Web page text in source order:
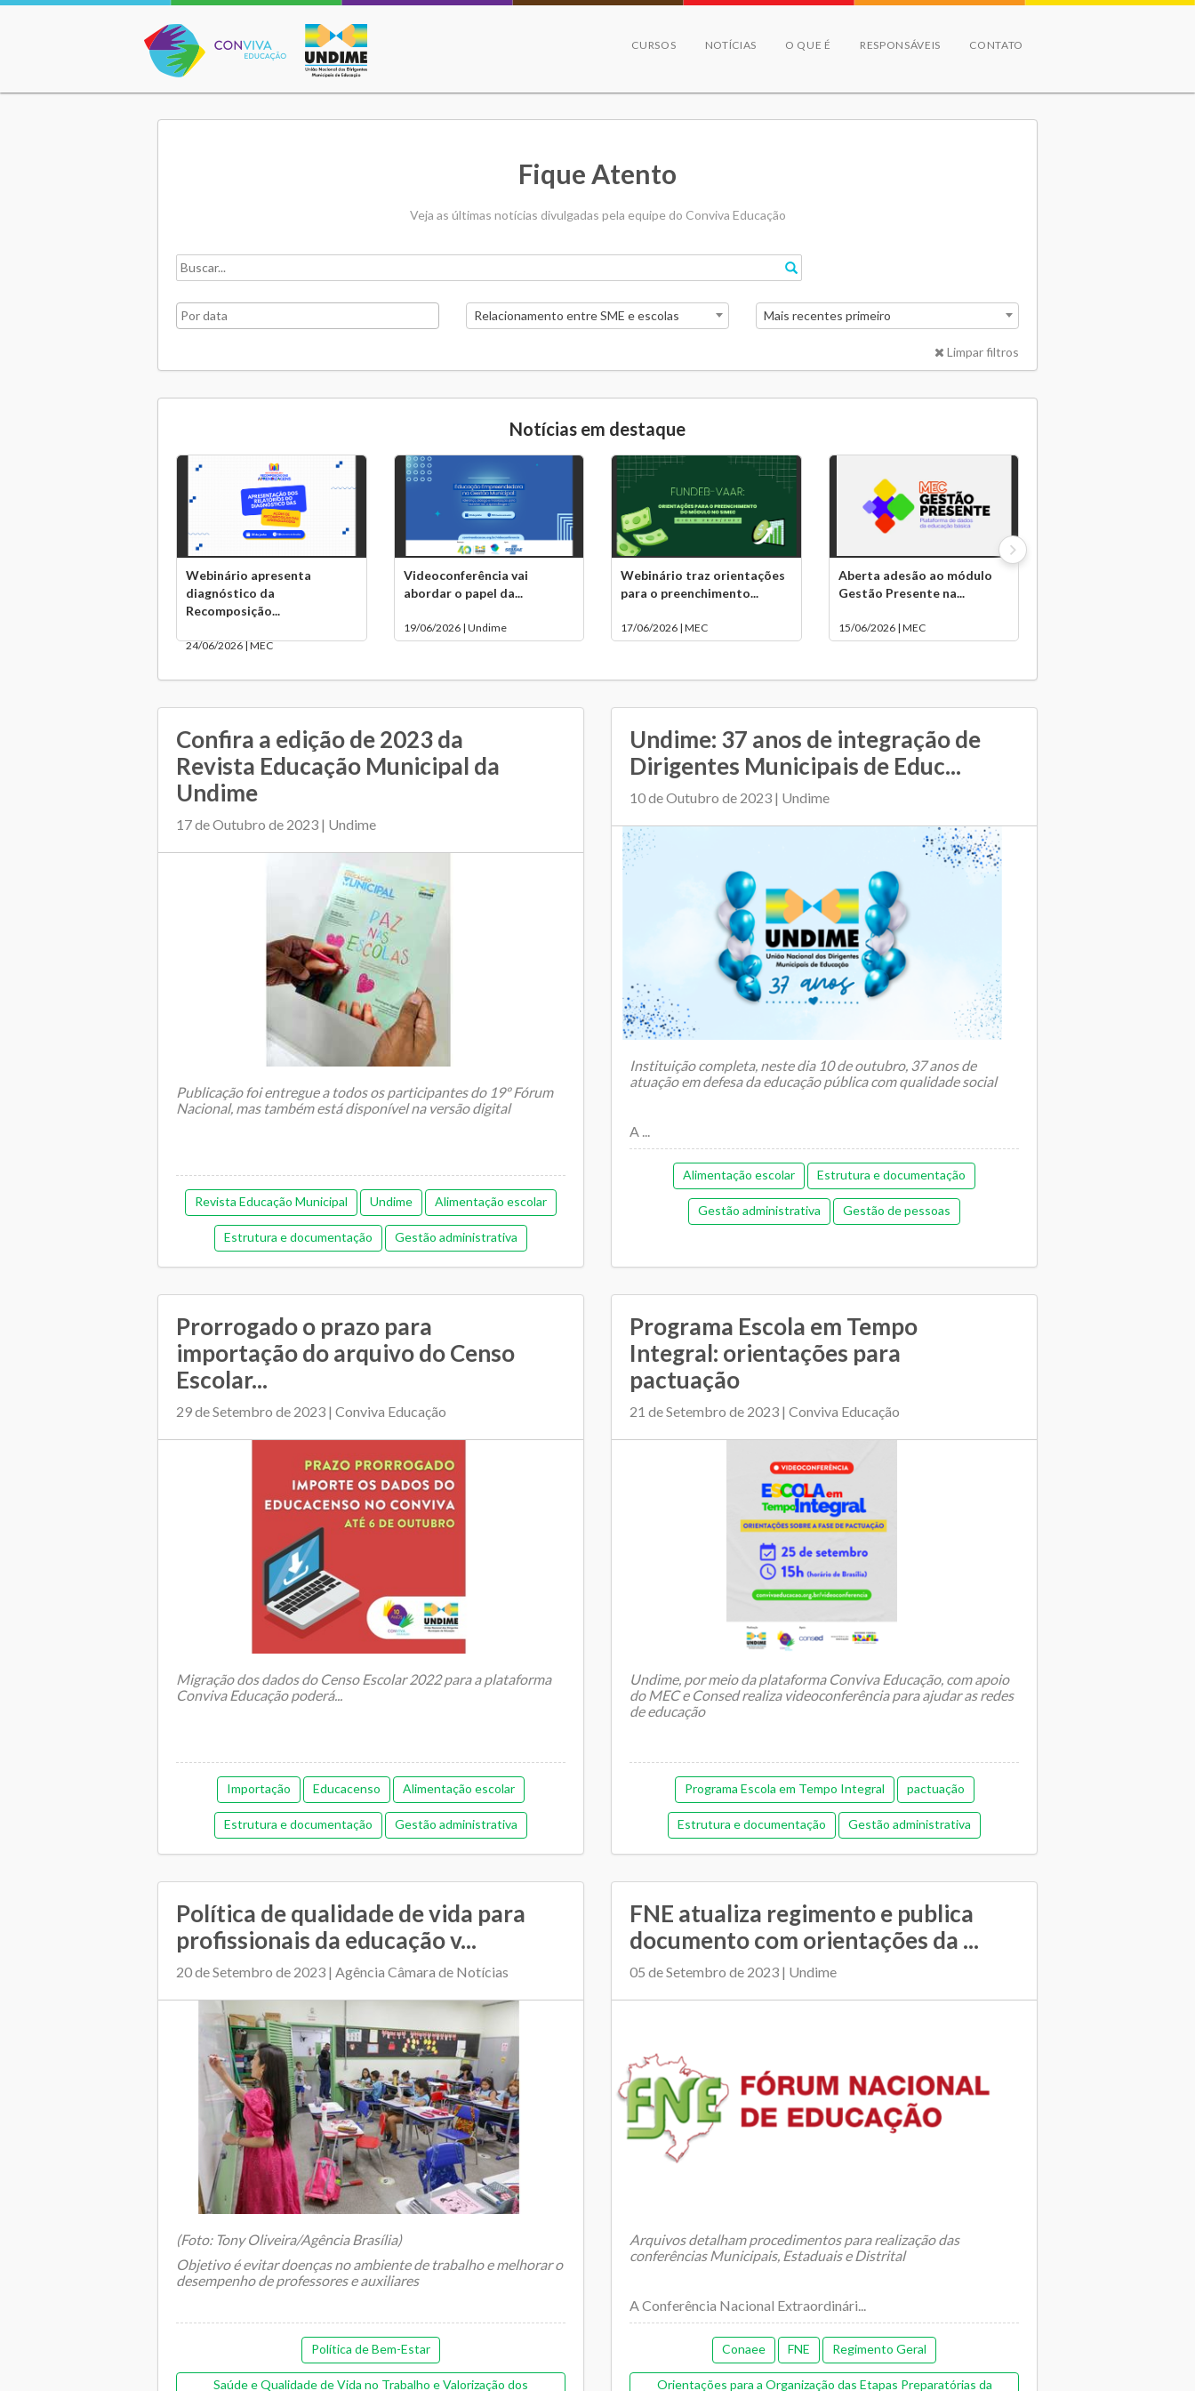
Conviva Educação
CURSOS NOTÍCIAS O QUE É RESPONSÁVEIS CONTATO
Fique Atento
Veja as últimas notícias divulgadas pela equipe do Conviva Educação
Relacionamento entre SME e escolas Mais recentes primeiro
Limpar filtros
Notícias em destaque
Webinário apresenta
diagnóstico da
Recomposição...
24/06/2026 | MEC
Videoconferência vai
abordar o papel da...
19/06/2026 | Undime
Webinário traz orientações
para o preenchimento...
17/06/2026 | MEC
Aberta adesão ao módulo
Gestão Presente na...
15/06/2026 | MEC
Confira a edição de 2023 da
Revista Educação Municipal da
Undime
17 de Outubro de 2023 | Undime
Publicação foi entregue a todos os participantes do 19º Fórum
Nacional, mas também está disponível na versão digital
Revista Educação Municipal Undime Alimentação escolar
Estrutura e documentação Gestão administrativa
Gestão de pessoas Gestão democrática
Pedagógica Plano Municipal de Educação
Regime de colaboração
Transporte escolar
Undime: 37 anos de integração de
Dirigentes Municipais de Educ...
10 de Outubro de 2023 | Undime
Instituição completa, neste dia 10 de outubro, 37 anos de
atuação em defesa da educação pública com qualidade social
A ...
Alimentação escolar Estrutura e documentação
Gestão administrativa Gestão de pessoas
Plano Municipal de Educação Regime de colaboração
Relacionamento entre SME e escolas Transporte escolar
Prorrogado o prazo para
importação do arquivo do Censo
Escolar...
29 de Setembro de 2023 | Conviva Educação
Migração dos dados do Censo Escolar 2022 para a plataforma
Conviva Educação poderá...
Importação Educacenso Alimentação escolar
Estrutura e documentação Gestão administrativa
Gestão de pessoas Gestão democrática
Pedagógica Plano Municipal de Educação
Regime de colaboração Relacionamento entre SME e escolas
Transporte escolar
Programa Escola em Tempo
Integral: orientações para
pactuação
21 de Setembro de 2023 | Conviva Educação
Undime, por meio da plataforma Conviva Educação, com apoio
do MEC e Consed realiza videoconferência para ajudar as redes
de educação
Passada a fase de ades&atild...
Programa Escola em Tempo Integral pactuação
Estrutura e documentação Gestão administrativa
Gestão democrática Orçamentária e financeira (antiga)
Relacionamento entre SME e escolas
Política de qualidade de vida para
profissionais da educação v...
20 de Setembro de 2023 | Agência Câmara de Notícias
(Foto: Tony Oliveira/Agência Brasília)
Objetivo é evitar doenças no ambiente de trabalho e melhorar o
desempenho de professores e auxiliares
Política de Bem-Estar
Saúde e Qualidade de Vida no Trabalho e Valorização dos
FNE atualiza regimento e publica
documento com orientações da ...
05 de Setembro de 2023 | Undime
Arquivos detalham procedimentos para realização das
conferências Municipais, Estaduais e Distrital
A Conferência Nacional Extraordinári...
Conaee FNE Regimento Geral
Orientações para a Organização das Etapas Preparatórias da